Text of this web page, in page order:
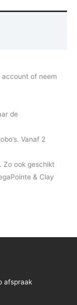
account of neem
de
Vanaf 2
Zo ook geschikt
& Clay
afspraak